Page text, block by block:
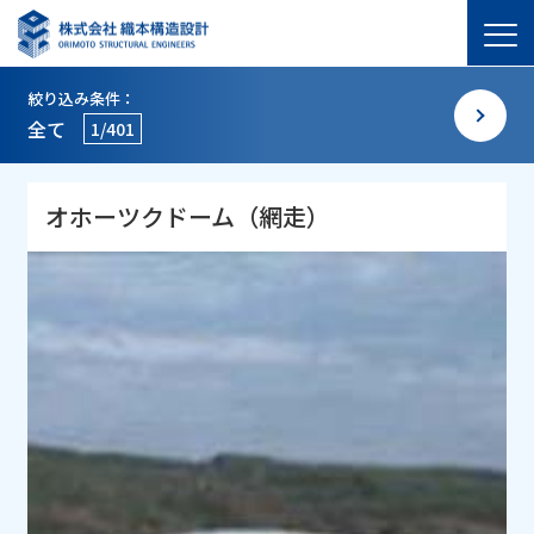
絞り込み条件：
全て 1/401
オホーツクドーム（網走）